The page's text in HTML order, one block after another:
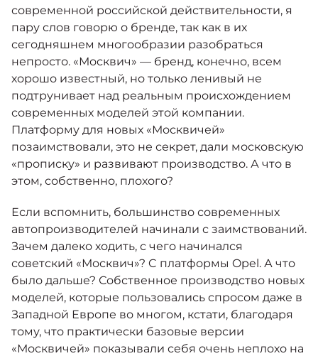
Москвич 6
Яркий динамичный седан
от 2 237 000 ₽*
Москвич 3 с ручным
управлением (РУ)
Кроссовер, создающий равные
возможности
от 2 069 000 ₽*
Москвич 8
Практичный семиместный
кроссовер
от 3 125 000 ₽*
Кредитные программы
Спецпредложения
Калькулятор трейд-ин
Моторное масло
АКСЕССУАРЫ
КОНТАКТЫ
современной российской действительности, я
пару слов говорю о бренде, так как в их
сегодняшнем многообразии разобраться
непросто. «Москвич» — бренд, конечно, всем
хорошо известный, но только ленивый не
подтрунивает над реальным происхождением
современных моделей этой компании.
Платформу для новых «Москвичей»
позаимствовали, это не секрет, дали московскую
«прописку» и развивают производство. А что в
этом, собственно, плохого?
Если вспомнить, большинство современных
автопроизводителей начинали с заимствований.
Зачем далеко ходить, с чего начинался
советский «Москвич»? C платформы Opel. А что
было дальше? Собственное производство новых
моделей, которые пользовались спросом даже в
Западной Европе во многом, кстати, благодаря
тому, что практически базовые версии
«Москвичей» показывали себя очень неплохо на